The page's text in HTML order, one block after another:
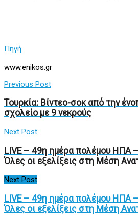
Πηγή
www.enikos.gr
Previous Post
Τουρκία: Βίντεο-σοκ από την
σχολείο με 9 νεκρούς
Next Post
LIVE – 49η ημέρα πολέμου ΗΠΑ
Όλες οι εξελίξεις στη Μέση
Next Post
LIVE – 49η ημέρα πολέμου ΗΠΑ
Όλες οι εξελίξεις στη Μέση